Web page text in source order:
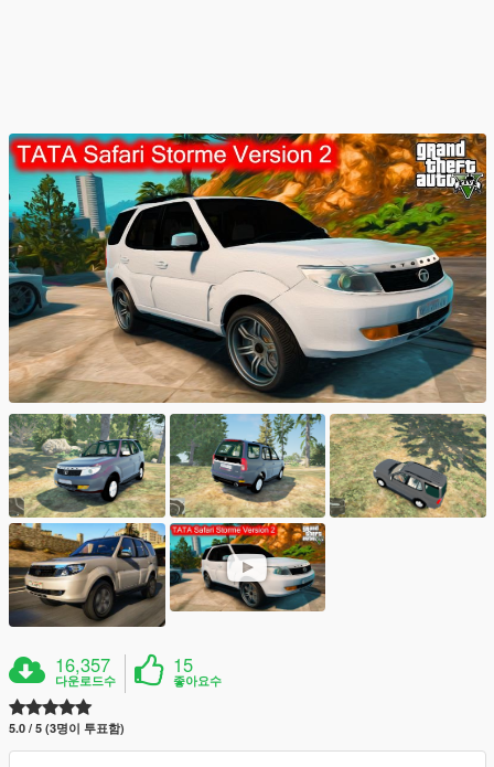
16,357
다운로드수
15
좋아요수
5.0 / 5 (3명이 투표함)